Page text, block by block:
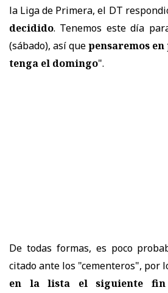
la Liga de Primera, el DT
decidido. Tenemos este día
(sábado), así quepensaremos
tenga el domingo".
De todas formas, es poco
citado ante los "cementeros", por
en la lista el siguiente fin